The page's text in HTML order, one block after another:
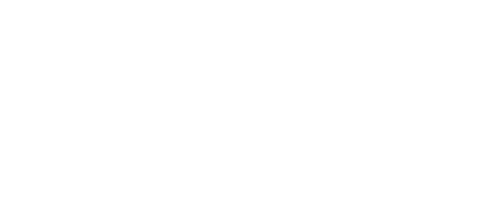
Cup